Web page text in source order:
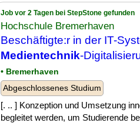
Job vor 2 Tagen bei StepStone gefunden
Hochschule Bremerhaven
Beschäftigte:r in der IT-
Medientechnik-
• Bremerhaven
Abgeschlossenes Studium
[. .. ] Konzeption und Umsetzung
begleitet werden, um Studierende